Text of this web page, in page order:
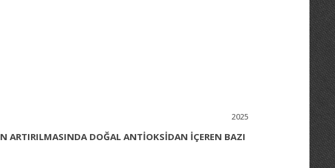
2025
ARTIRILMASINDA DOĞAL ANTİOKSİDAN İÇEREN BAZI